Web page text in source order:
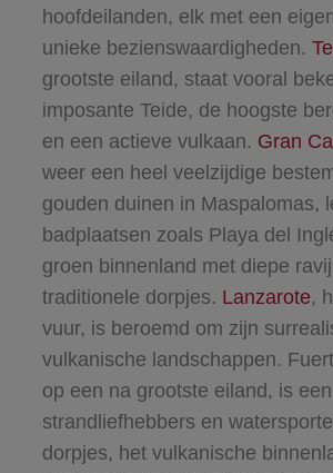
hoofdeilanden, elk met een
unieke bezienswaardigheden.
grootste eiland, staat vooral
imposante Teide, de hoogste
en een actieve vulkaan. Gran
weer een heel veelzijdige
gouden duinen in Maspalomas,
badplaatsen zoals Playa del
groen binnenland met diepe
traditionele dorpjes. Lanzarote,
vuur, is beroemd om zijn
vulkanische landschappen.
op een na grootste eiland, is
strandliefhebbers en
dorpjes, het vulkanische